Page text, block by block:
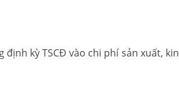
kỳ TSCĐ vào chi phí sản xuất,